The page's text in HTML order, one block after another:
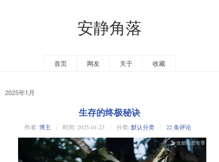
安静角落
首页 网友 关于 收藏
2025年1月
生存的终极秘诀
作者: 博主 时间: 2025-01-23 分类: 默认分类 22 条评论